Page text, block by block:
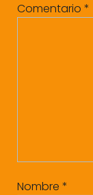
Comentario *
Nombre *